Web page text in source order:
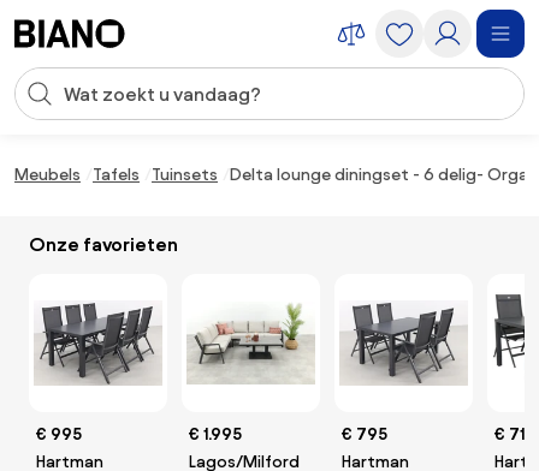
Zoekopdracht invoeren
Meubels Tafels Tuinsets Delta lounge diningset - 6 delig-
Onze favorieten
€ 995
Hartman
€ 1.995
Lagos/Milford
€ 795
Hartman
€ 719